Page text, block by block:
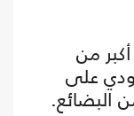
من
على
البضائع.